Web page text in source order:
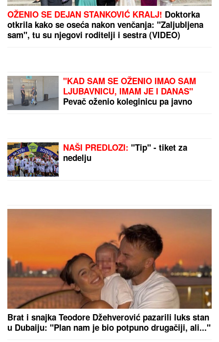
OŽENIO SE DEJAN STANKOVIĆ KRALJ! Doktorka
otkrila kako se oseća nakon venčanja: "Zaljubljena
sam", tu su njegovi roditelji i sestra (VIDEO)
"KAD SAM SE OŽENIO IMAO SAM
LJUBAVNICU, IMAM JE I DANAS"
Pevač oženio koleginicu pa javno
NAŠI PREDLOZI: "Tip" - tiket za
nedelju
Brat i snajka Teodore Džehverović pazarili luks stan
u Dubaiju: "Plan nam je bio potpuno drugačiji, ali..."